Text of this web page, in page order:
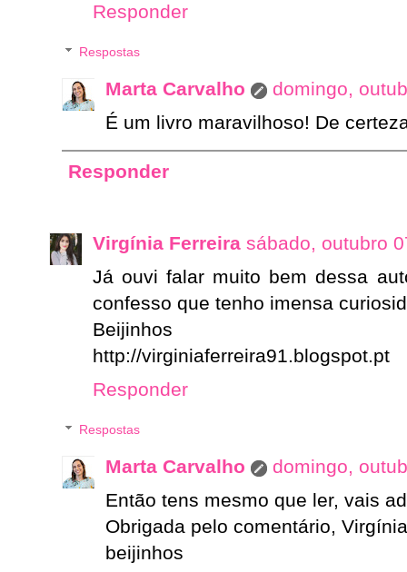
Responder
Respostas
Marta Carvalho
domingo,
É um livro maravilhoso! De
Responder
Virgínia Ferreira sábado, outubro
Já ouvi falar muito bem dessa
confesso que tenho imensa
Beijinhos
http://virginiaferreira91.blogspot.pt
Responder
Respostas
Marta Carvalho
domingo,
Então tens mesmo que ler, vais
Obrigada pelo comentário,
beijinhos